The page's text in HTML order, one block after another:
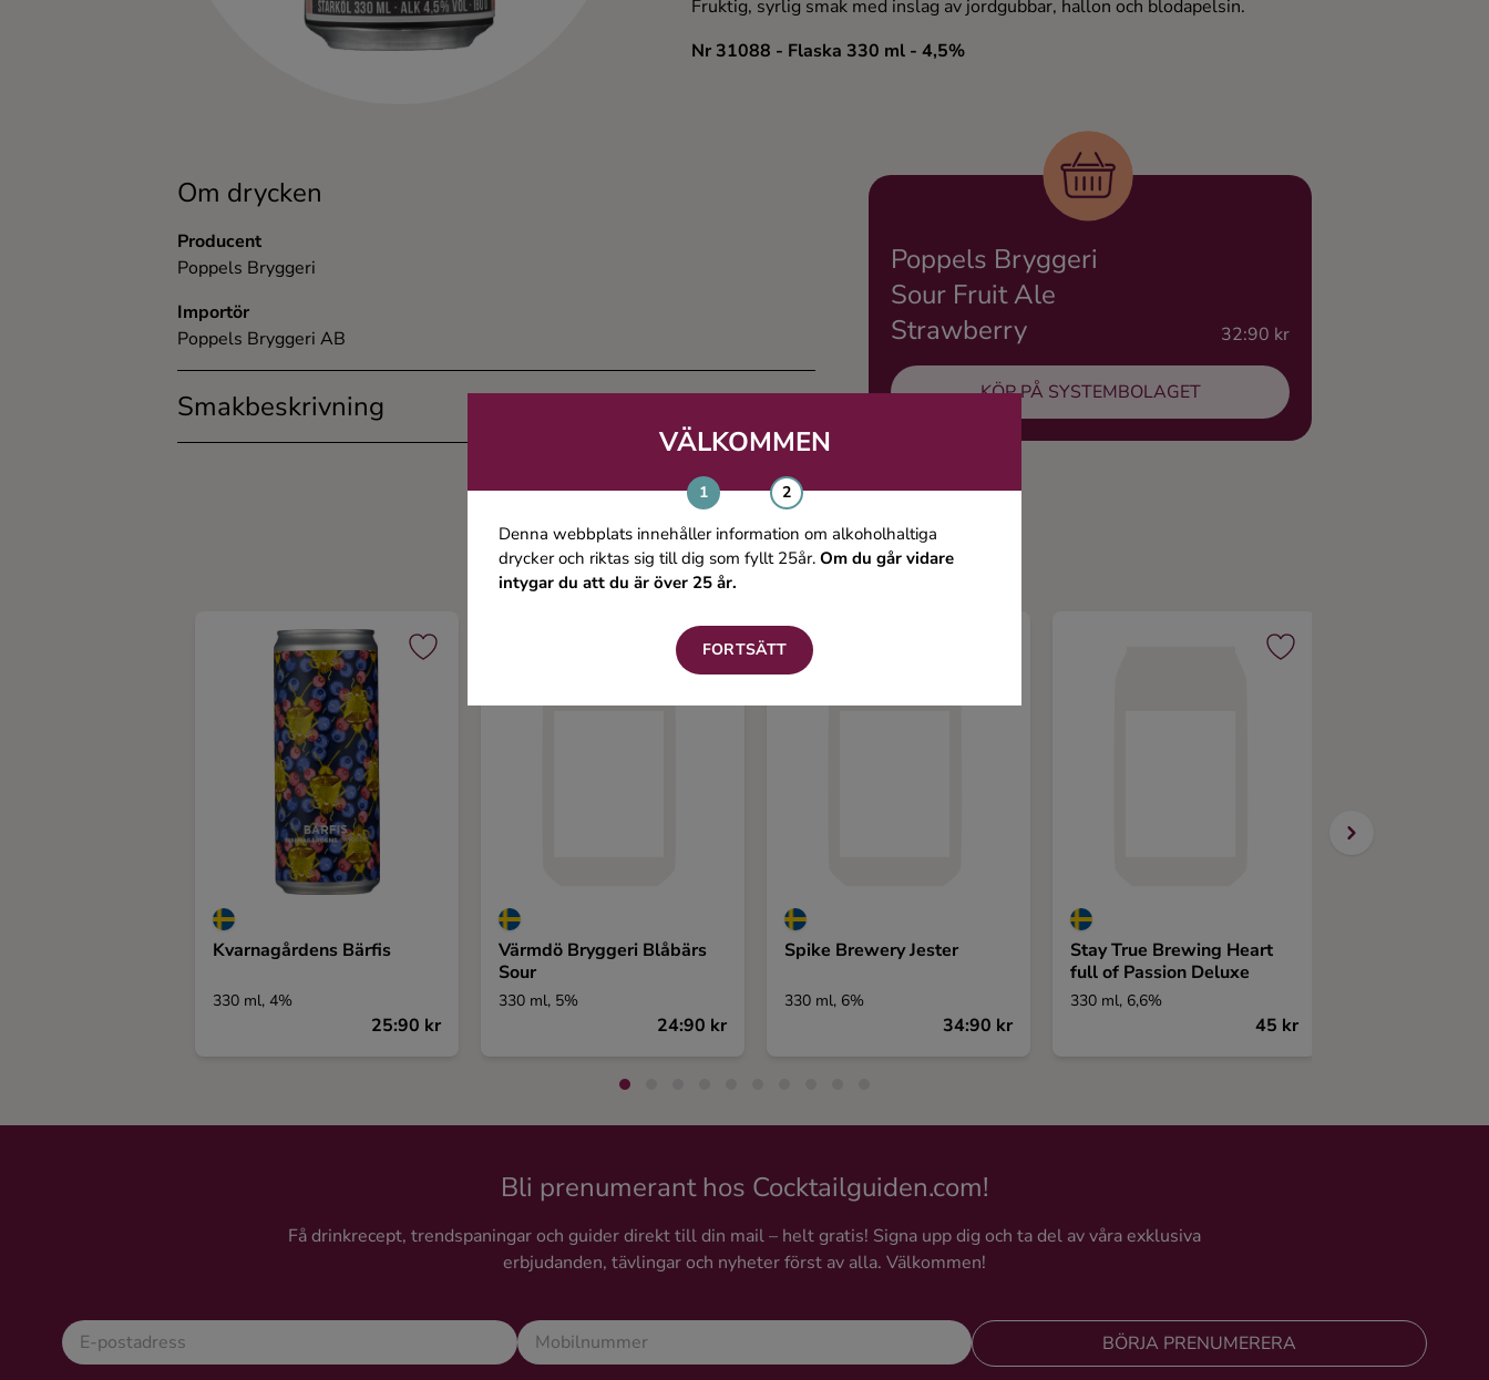
VÄLKOMMEN
Denna webbplats innehåller information om alkoholhaltiga
drycker och riktas sig till dig som fyllt 25år. Om du går vidare
intygar du att du är över 25 år.
FORTSÄTT
Fruktig, syrlig smak med inslag av jordgubbar, hallon och blodapelsin.
Nr 31088 - Flaska 330 ml - 4,5%
Om drycken
Producent
Poppels Bryggeri
Importör
Poppels Bryggeri AB
Smakbeskrivning
Poppels Bryggeri
Sour Fruit Ale
Strawberry
32:90 kr
KÖP PÅ SYSTEMBOLAGET
Du kanske även gillar
Kvarnagårdens Bärfis
330 ml, 4%
25:90 kr
Värmdö Bryggeri Blåbärs
Sour
330 ml, 5%
24:90 kr
Spike Brewery Jester
330 ml, 6%
34:90 kr
Stay True Brewing Heart
full of Passion Deluxe
330 ml, 6,6%
45 kr
Bli prenumerant hos Cocktailguiden.com!
Få drinkrecept, trendspaningar och guider direkt till din mail – helt gratis! Signa upp dig och ta del av våra exklusiva
erbjudanden, tävlingar och nyheter först av alla. Välkommen!
BÖRJA PRENUMERERA